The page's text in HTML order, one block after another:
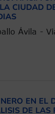
CIUDAD
Ávila -
EN EL
DE LAS